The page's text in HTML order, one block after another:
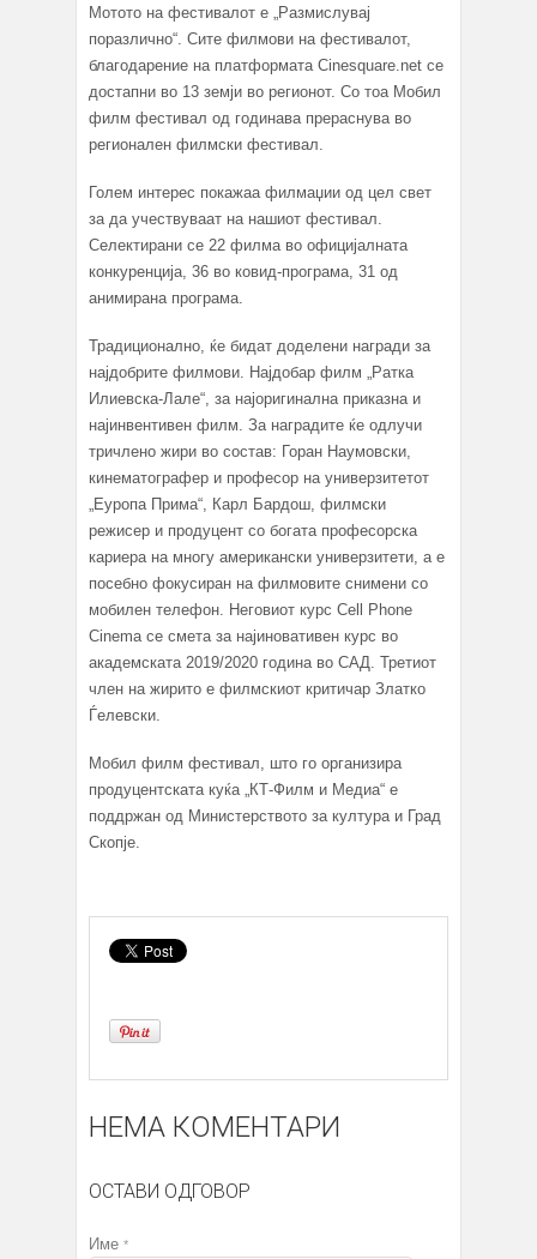
Мотото на фестивалот е „Размислувај
поразлично“. Сите филмови на фестивалот,
благодарение на платформата Cinesquare.net се
достапни во 13 земји во регионот. Со тоа Мобил
филм фестивал од годинава прераснува во
регионален филмски фестивал.
Голем интерес покажаа филмаџии од цел свет
за да учествуваат на нашиот фестивал.
Селектирани се 22 филма во официјалната
конкуренција, 36 во ковид-програма, 31 од
анимирана програма.
Традиционално, ќе бидат доделени награди за
најдобрите филмови. Најдобар филм „Ратка
Илиевска-Лале“, за најоригинална приказна и
најинвентивен филм. За наградите ќе одлучи
тричлено жири во состав: Горан Наумовски,
кинематографер и професор на универзитетот
„Еуропа Прима“, Карл Бардош, филмски
режисер и продуцент со богата професорска
кариера на многу американски универзитети, а е
посебно фокусиран на филмовите снимени со
мобилен телефон. Неговиот курс Cell Phone
Cinema се смета за најиновативен курс во
академската 2019/2020 година во САД. Третиот
член на жирито е филмскиот критичар Златко
Ѓелевски.
Мобил филм фестивал, што го организира
продуцентската куќа „КТ-Филм и Медиа“ е
поддржан од Министерството за култура и Град
Скопје.
НЕМА КОМЕНТАРИ
ОСТАВИ ОДГОВОР
Име *